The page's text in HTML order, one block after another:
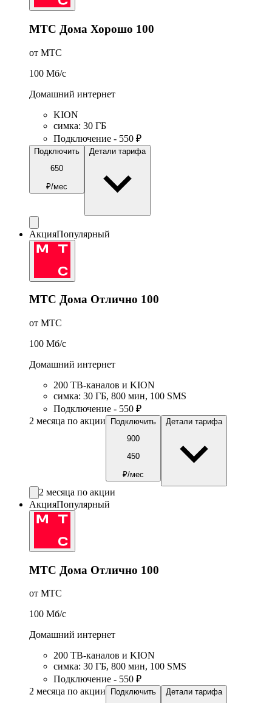
МТС Дома Хорошо 100
от МТС
100 Мб/c
Домашний интернет
KION
симка: 30 ГБ
Подключение - 550 ₽
Подключить
650
₽/мес
Детали тарифа
АкцияПопулярный
МТС Дома Отлично 100
от МТС
100 Мб/c
Домашний интернет
200 ТВ-каналов и KION
симка: 30 ГБ, 800 мин, 100 SMS
Подключение - 550 ₽
2 месяца по акции
Подключить
900
450
₽/мес
Детали тарифа
2 месяца по акции
АкцияПопулярный
МТС Дома Отлично 100
от МТС
100 Мб/c
Домашний интернет
200 ТВ-каналов и KION
симка: 30 ГБ, 800 мин, 100 SMS
Подключение - 550 ₽
2 месяца по акции
Подключить
Детали тарифа